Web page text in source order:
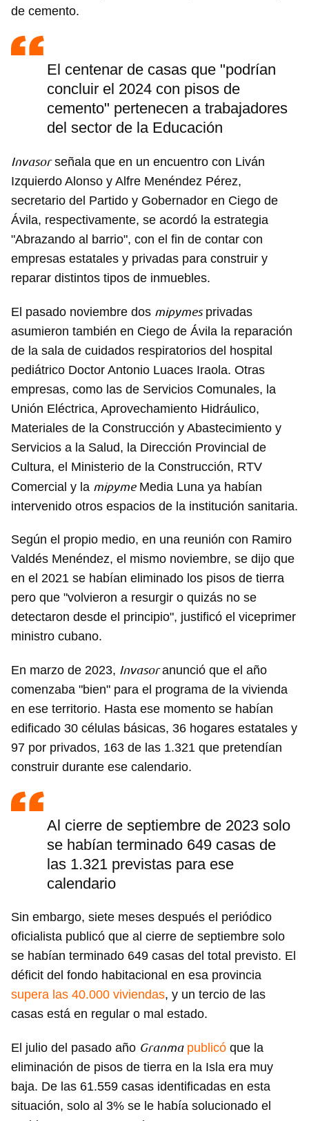
de cemento.
El centenar de casas que "podrían
concluir el 2024 con pisos de
cemento" pertenecen a trabajadores
del sector de la Educación
Invasorseñala que en un encuentro con Liván
Izquierdo Alonso y Alfre Menéndez Pérez,
secretario del Partido y Gobernador en Ciego de
Ávila, respectivamente, se acordó la estrategia
"Abrazando al barrio", con el fin de contar con
empresas estatales y privadas para construir y
reparar distintos tipos de inmuebles.
El pasado noviembre dos mipymesprivadas
asumieron también en Ciego de Ávila la reparación
de la sala de cuidados respiratorios del hospital
pediátrico Doctor Antonio Luaces Iraola. Otras
empresas, como las de Servicios Comunales, la
Unión Eléctrica, Aprovechamiento Hidráulico,
Materiales de la Construcción y Abastecimiento y
Servicios a la Salud, la Dirección Provincial de
Cultura, el Ministerio de la Construcción, RTV
Comercial y la mipymeMedia Luna ya habían
intervenido otros espacios de la institución sanitaria.
Según el propio medio, en una reunión con Ramiro
Valdés Menéndez, el mismo noviembre, se dijo que
en el 2021 se habían eliminado los pisos de tierra
pero que "volvieron a resurgir o quizás no se
detectaron desde el principio", justificó el viceprimer
ministro cubano.
En marzo de 2023, Invasoranunció que el año
comenzaba "bien" para el programa de la vivienda
en ese territorio. Hasta ese momento se habían
edificado 30 células básicas, 36 hogares estatales y
97 por privados, 163 de las 1.321 que pretendían
construir durante ese calendario.
Al cierre de septiembre de 2023 solo
se habían terminado 649 casas de
las 1.321 previstas para ese
calendario
Sin embargo, siete meses después el periódico
oficialista publicó que al cierre de septiembre solo
se habían terminado 649 casas del total previsto. El
déficit del fondo habitacional en esa provincia
supera las 40.000 viviendas, y un tercio de las
casas está en regular o mal estado.
El julio del pasado año Granma publicó que la
eliminación de pisos de tierra en la Isla era muy
baja. De las 61.559 casas identificadas en esta
situación, solo al 3% se le había solucionado el